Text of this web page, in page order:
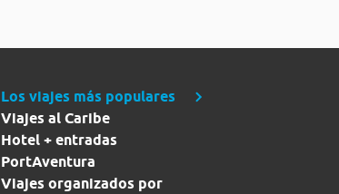
Los viajes más populares
Viajes al Caribe
Hotel + entradas
PortAventura
Viajes organizados por